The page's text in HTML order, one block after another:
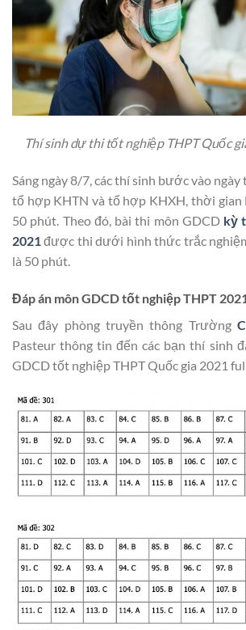
Thí sinh dự thi tốt nghiệp THPT Quốc
Sáng ngày 8/7, các thí sinh bước vào
tổ hợp KHTN và tổ hợp KHXH, thời gian
50 phút. Theo đó, bài thi môn GDCD kỳ
2021được thi dưới hình thức trắc
là 50 phút.
Đáp án môn GDCD tốt nghiệp THPT
Sau đây phòng truyền thông Trường
Pasteur thông tin đến các bạn thí sinh
GDCD tốt nghiệp THPT Quốc gia 2021 full